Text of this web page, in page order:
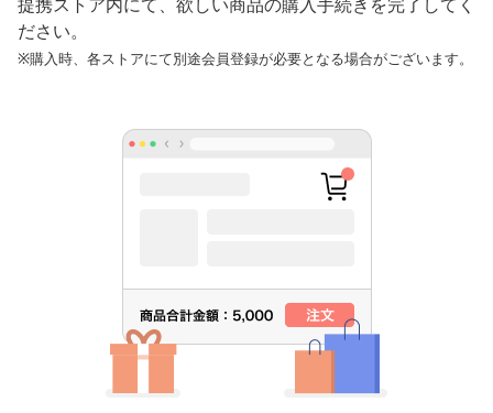
提携ストア内にて、欲しい商品の購入手続きを完了してく
ださい。
※購入時、各ストアにて別途会員登録が必要となる場合がございます。